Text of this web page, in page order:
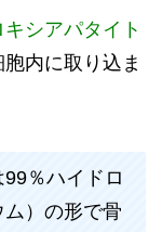
シアパタイト
内に取り込ま
％ハイドロ
）の形で骨